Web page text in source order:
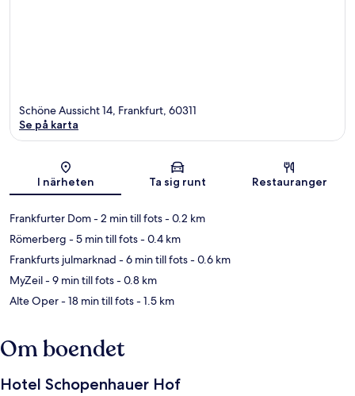
Karta
Schöne Aussicht 14, Frankfurt, 60311
Se på karta
I närheten Ta sig runt Restauranger
Frankfurter Dom- 2 min till fots- 0.2 km
Römerberg - 5 min till fots- 0.4 km
Frankfurts julmarknad - 6 min till fots- 0.6 km
MyZeil- 9 min till fots- 0.8 km
Alte Oper- 18 min till fots- 1.5 km
Om boendet
Hotel Schopenhauer Hof